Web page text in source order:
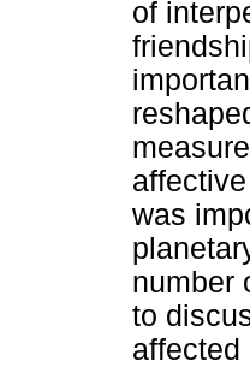
of
was
number
to
affected